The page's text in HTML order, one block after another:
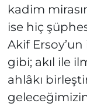
kadim
ise hiç
Akif Ersoy’un
gibi; akıl ile
ahlâkı